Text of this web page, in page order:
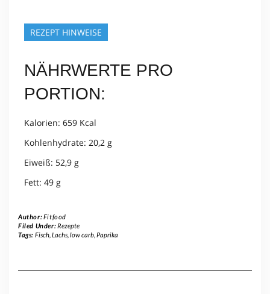
REZEPT HINWEISE
NÄHRWERTE PRO
PORTION:
Kalorien: 659 Kcal
Kohlenhydrate: 20,2 g
Eiweiß: 52,9 g
Fett: 49 g
Author:Fitfood
Filed Under: Rezepte
Tags: Fisch, Lachs, low carb, Paprika